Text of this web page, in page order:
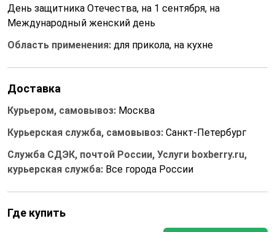
День защитника Отечества, на 1 сентября, на
Международный женский день
Область применения: для прикола, на кухне
Доставка
Курьером, самовывоз: Москва
Курьерская служба, самовывоз: Санкт-Петербург
Служба СДЭК, почтой России, Услуги boxberry.ru,
курьерская служба: Все города России
Где купить